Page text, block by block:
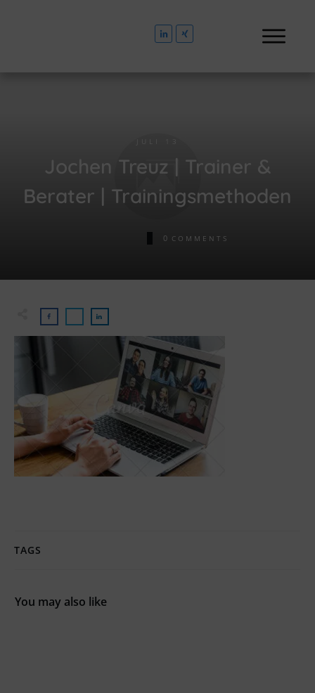
Jochen Treuz | Trainer &
Berater | Trainingsmethoden
0 COMMENTS
TAGS
You may also like